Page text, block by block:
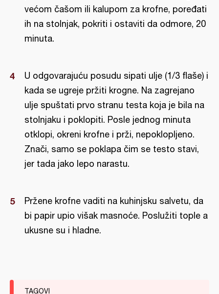
većom čašom ili kalupom za krofne, poređati
ih na stolnjak, pokriti i ostaviti da odmore, 20
minuta.
U odgovarajuću posudu sipati ulje (1/3 flaše) i
kada se ugreje pržiti krogne. Na zagrejano
ulje spuštati prvo stranu testa koja je bila na
stolnjaku i poklopiti. Posle jednog minuta
otklopi, okreni krofne i prži, nepoklopljeno.
Znači, samo se poklapa čim se testo stavi,
jer tada jako lepo narastu.
Pržene krofne vaditi na kuhinjsku salvetu, da
bi papir upio višak masnoće. Poslužiti tople a
ukusne su i hladne.
TAGOVI